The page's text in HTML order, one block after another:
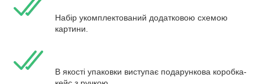
Набір укомплектований додатковою схемою
картини.
В якості упаковки виступає подарункова коробка-